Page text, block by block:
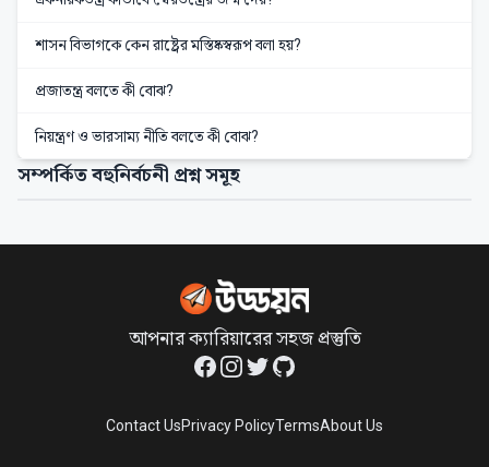
শাসন বিভাগকে কেন রাষ্ট্রের মস্তিষ্কস্বরূপ বলা হয়?
প্রজাতন্ত্র বলতে কী বোঝ?
নিয়ন্ত্রণ ও ভারসাম্য নীতি বলতে কী বোঝ?
সম্পর্কিত বহুনির্বচনী প্রশ্ন সমূহ
আপনার ক্যারিয়ারের সহজ প্রস্তুতি
Facebook
Instagram
TwitterGitHub
Contact UsPrivacy PolicyTermsAbout Us